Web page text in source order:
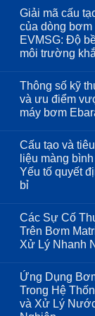
trong
hệ
thống
cấp
nước
sạch
thực
phẩm
và
đồ
bình
luận
ở
Giải
pháp
lắp
ưu:
Khi
nào
nên
Song
song,
khi
nào
chọn
Nối
Giải mã cấu
của dòng bơm
EVMSG: Độ
môi trường
bình
luận
ở
Giải
tạo
Inox
316
của
dòng
bơm
Độ
bền
trong
môi
trường
nghiệt
Thông số kỹ
và ưu điểm
máy bơm
bình
luận
ở
Thông
số
kỹ
tiết
và
ưu
điểm
của
máy
bơm
Ebara
GS
Cấu tạo và
liệu màng
Yếu tố quyết
bỉ
bình
luận
ở
Cấu
tiêu
chuẩn
vật
liệu
màng
Các Sự Cố
Trên Bơm
Xử Lý Nhanh
bình
luận
ở
Các
Sự
Ứng Dụng
Trong Hệ
và Xử Lý